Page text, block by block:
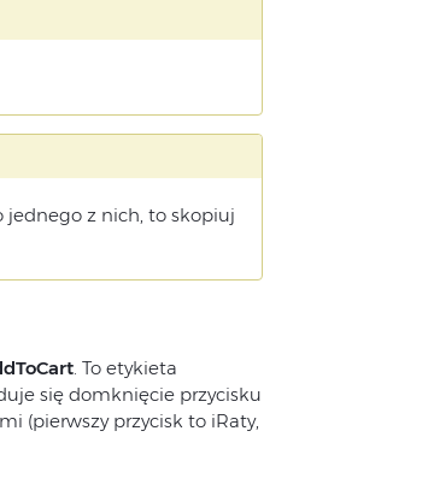
jednego z nich, to skopiuj
. To etykieta
się domknięcie przycisku
(pierwszy przycisk to iRaty,